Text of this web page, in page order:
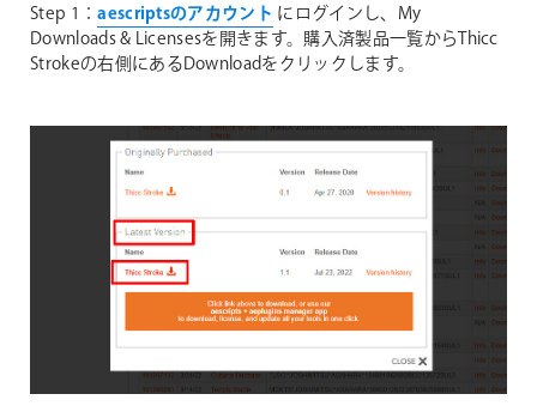
Step 1：aescriptsのアカウント にログインし、My
Downloads & Licensesを開きます。購入済製品一覧からThicc
Strokeの右側にあるDownloadをクリックします。